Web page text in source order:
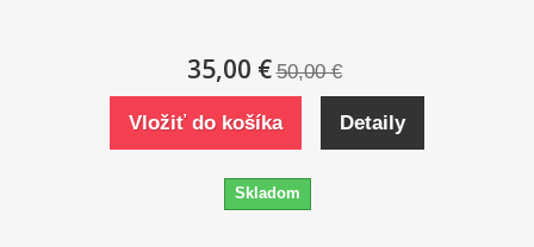
35,00 € 50,00 €
Vložiť do košíka Detaily
Skladom